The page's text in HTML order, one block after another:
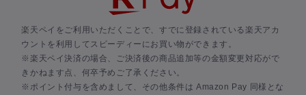
楽天ペイをご利用いただくことで、すでに登録されている楽天アカ
ウントを利用してスピーディーにお買い物ができます。
※楽天ペイ決済の場合、ご決済後の商品追加等の金額変更対応がで
きかねます点、何卒予めご了承ください。
※ポイント付与を含めまして、その他条件は Amazon Pay 同様とな